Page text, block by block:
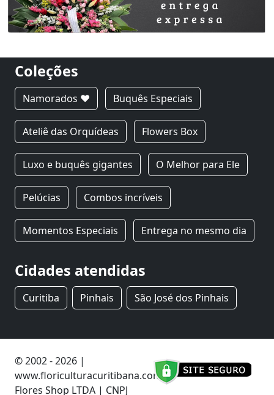
Coleções
Namorados ❤ Buquês Especiais
Ateliê das Orquídeas Flowers Box
Luxo e buquês gigantes O Melhor para Ele
Pelúcias Combos incríveis
Momentos Especiais Entrega no mesmo dia
Cidades atendidas
Curitiba Pinhais São José dos Pinhais
© 2002 - 2026 |
www.floriculturacuritibana.com.br
Flores Shop LTDA | CNPJ